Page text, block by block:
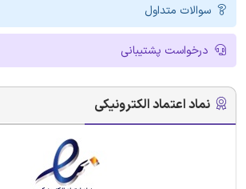
سوالات متداول
درخواست پشتیبانی
نماد اعتماد الکترونیکی